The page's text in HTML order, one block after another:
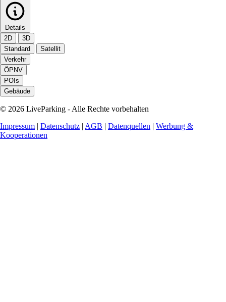
Details
2D
3D
Standard
Satellit
Verkehr
ÖPNV
POIs
Gebäude
© 2026 LiveParking - Alle Rechte vorbehalten
Impressum | Datenschutz | AGB | Datenquellen | Werbung &
Kooperationen